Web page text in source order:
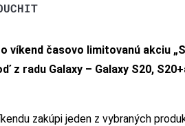
víkend časovo limitovanú akciu
z radu Galaxy – Galaxy S20,
zakúpi jeden z vybraných